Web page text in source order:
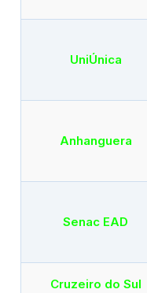
UniÚnica
Anhanguera
Senac EAD
Cruzeiro do Sul